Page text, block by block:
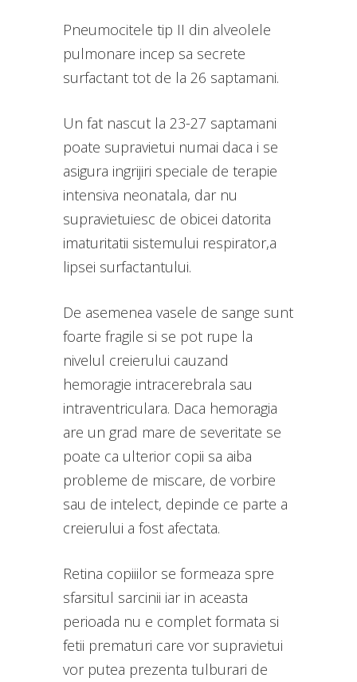
Pneumocitele tip II din alveolele
pulmonare incep sa secrete
surfactant tot de la 26 saptamani.
Un fat nascut la 23-27 saptamani
poate supravietui numai daca i se
asigura ingrijiri speciale de terapie
intensiva neonatala, dar nu
supravietuiesc de obicei datorita
imaturitatii sistemului respirator,a
lipsei surfactantului.
De asemenea vasele de sange sunt
foarte fragile si se pot rupe la
nivelul creierului cauzand
hemoragie intracerebrala sau
intraventriculara. Daca hemoragia
are un grad mare de severitate se
poate ca ulterior copii sa aiba
probleme de miscare, de vorbire
sau de intelect, depinde ce parte a
creierului a fost afectata.
Retina copiiilor se formeaza spre
sfarsitul sarcinii iar in aceasta
perioada nu e complet formata si
fetii prematuri care vor supravietui
vor putea prezenta tulburari de